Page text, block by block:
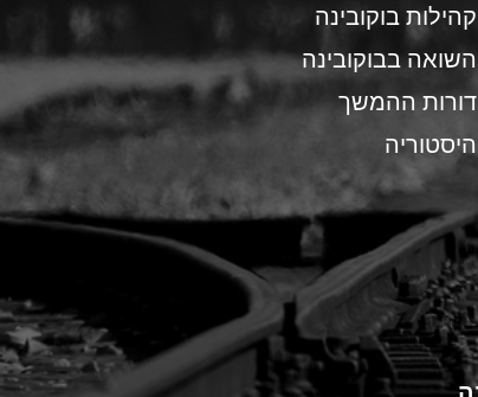
קהילות בוקובינה
השואה בבוקובינה
דורות ההמשך
היסטוריה